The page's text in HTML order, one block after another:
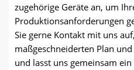
zugehörige Geräte an, um
Produktionsanforderungen
Sie gerne Kontakt mit uns
maßgeschneiderten Plan
und lasst uns gemeinsam